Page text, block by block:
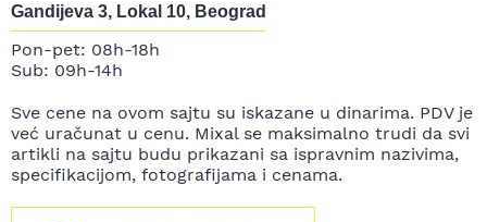
Gandijeva 3, Lokal 10, Beograd
Pon-pet: 08h-18h
Sub: 09h-14h
Sve cene na ovom sajtu su iskazane u dinarima. PDV je
već uračunat u cenu. Mixal se maksimalno trudi da svi
artikli na sajtu budu prikazani sa ispravnim nazivima,
specifikacijom, fotografijama i cenama.